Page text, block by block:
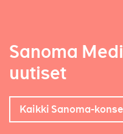
Sanoma
uutiset
Kaikki Sanoma-